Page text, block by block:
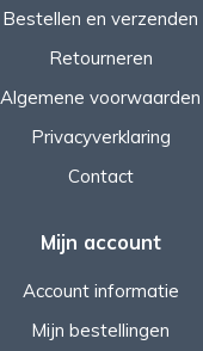
Bestellen en verzenden
Retourneren
Algemene voorwaarden
Privacyverklaring
Contact
Mijn account
Account informatie
Mijn bestellingen